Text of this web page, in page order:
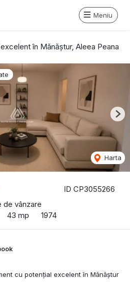
Meniu
în Mănăștur, Aleea Peana
ID CP3055266
de vânzare
43 mp 1974
Harta
cu potențial excelent în Mănăștur